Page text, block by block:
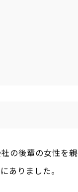
の後輩の女性を
ありました。